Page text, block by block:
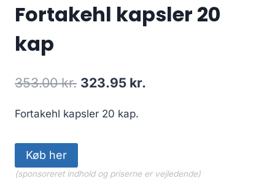
Fortakehl kapsler 20
kap
353.00kr. Den
pris
323.95 kr.
Fortakehl kapsler 20 kap.
Køb her
(sponsoreret indhold og priserne er vejledende)